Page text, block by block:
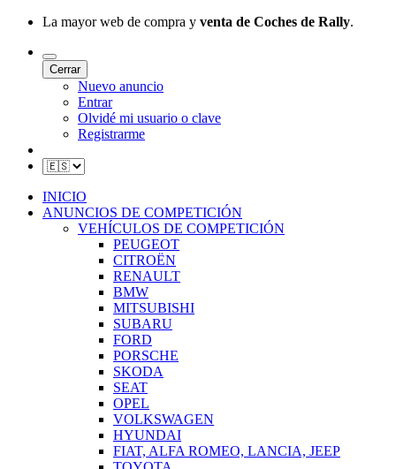
La mayor web de compra y venta de Coches de Rally.
Cerrar
Nuevo anuncio
Entrar
Olvidé mi usuario o clave
Registrarme
INICIO
ANUNCIOS DE COMPETICIÓN
VEHÍCULOS DE COMPETICIÓN
PEUGEOT
CITROËN
RENAULT
BMW
MITSUBISHI
SUBARU
FORD
PORSCHE
SKODA
SEAT
OPEL
VOLKSWAGEN
HYUNDAI
FIAT, ALFA ROMEO, LANCIA, JEEP